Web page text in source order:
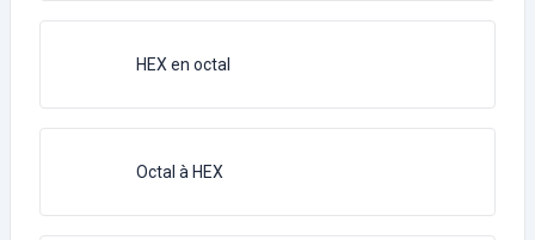
HEX en octal
Octal à HEX